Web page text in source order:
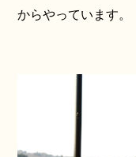
からやっています。